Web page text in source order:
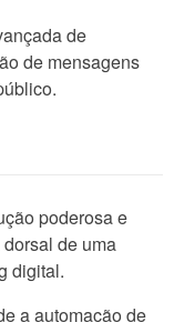
de
de mensagens
poderosa e
de uma
digital.
a automação de